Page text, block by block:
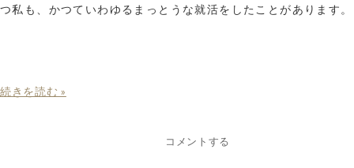
つ私も、かつていわゆるまっとうな就活をしたことがあります。
続きを読む »
コメントする